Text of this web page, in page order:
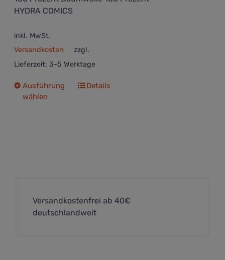
HYDRA COMICS
inkl. MwSt.
zzgl.
Versandkosten
Lieferzeit: 3-5 Werktage
Ausführung
wählen
Dieses
der
Produktseite
Details
Versandkostenfrei ab 40€
deutschlandweit